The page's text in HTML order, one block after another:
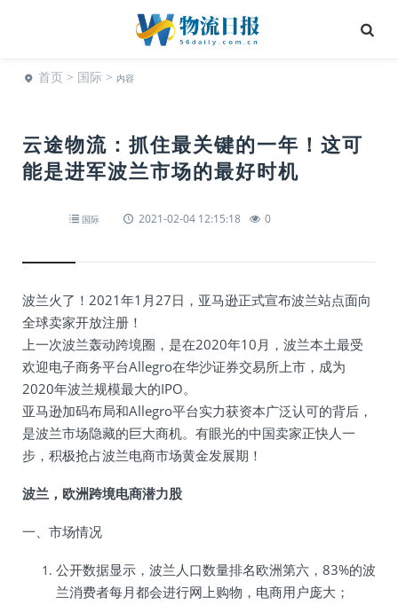
首页 > 国际 > 内容
云途物流：抓住最关键的一年！这可
能是进军波兰市场的最好时机
国际 2021-02-04 12:15:18 0
波兰火了！2021年1月27日，亚马逊正式宣布波兰站点面向
全球卖家开放注册！
上一次波兰轰动跨境圈，是在2020年10月，波兰本土最受
欢迎电子商务平台Allegro在华沙证券交易所上市，成为
2020年波兰规模最大的IPO。
亚马逊加码布局和Allegro平台实力获资本广泛认可的背后，
是波兰市场隐藏的巨大商机。有眼光的中国卖家正快人一
步，积极抢占波兰电商市场黄金发展期！
波兰，欧洲跨境电商潜力股
一、市场情况
公开数据显示，波兰人口数量排名欧洲第六，83%的波
兰消费者每月都会进行网上购物，电商用户庞大；